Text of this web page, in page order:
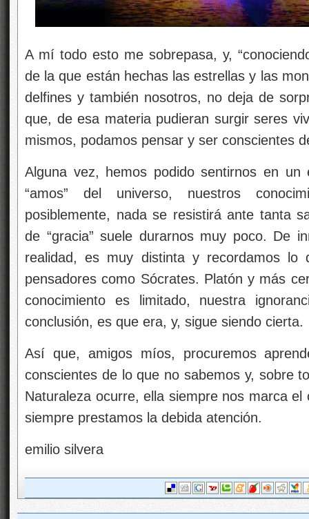
A mí todo esto me sobrepasa, y,
de la que están hechas las estrellas y las
delfines y también nosotros, no deja de
que, de esa materia pudieran surgir seres
mismos, podamos pensar y ser conscientes
Alguna vez, hemos podido sentirnos en
“amos” del universo, nuestros
posiblemente, nada se resistirá ante tanta
de “gracia” suele durarnos muy poco. De
realidad, es muy distinta y recordamos lo
pensadores como Sócrates. Platón y más
conocimiento es limitado, nuestra
conclusión, es que era, y, sigue siendo cierta.
Así que, amigos míos, procuremos
conscientes de lo que no sabemos y, sobre
Naturaleza ocurre, ella siempre nos marca
siempre prestamos la debida atención.
emilio silvera